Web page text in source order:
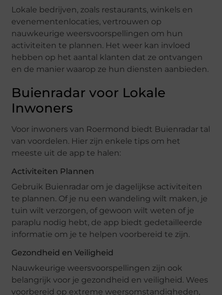
Lokale bedrijven, zoals restaurants, winkels en
evenementenlocaties, vertrouwen op
nauwkeurige weersvoorspellingen om hun
activiteiten te plannen. Het weer kan invloed
hebben op het aantal klanten dat ze ontvangen
en de manier waarop ze hun diensten aanbieden.
Buienradar voor Lokale
Inwoners
Voor inwoners van Roermond biedt Buienradar tal
van voordelen. Hier zijn enkele tips om het
meeste uit de app te halen:
Activiteiten Plannen
Gebruik Buienradar om je dagelijkse activiteiten
te plannen. Of je nu een wandeling wilt maken, je
tuin wilt verzorgen, of gewoon wilt weten of je
paraplu nodig hebt, de app biedt gedetailleerde
informatie om je te helpen voorbereid te zijn.
Gezondheid en Veiligheid
Nauwkeurige weersvoorspellingen zijn ook
belangrijk voor je gezondheid en veiligheid. Wees
voorbereid op extreme weersomstandigheden,